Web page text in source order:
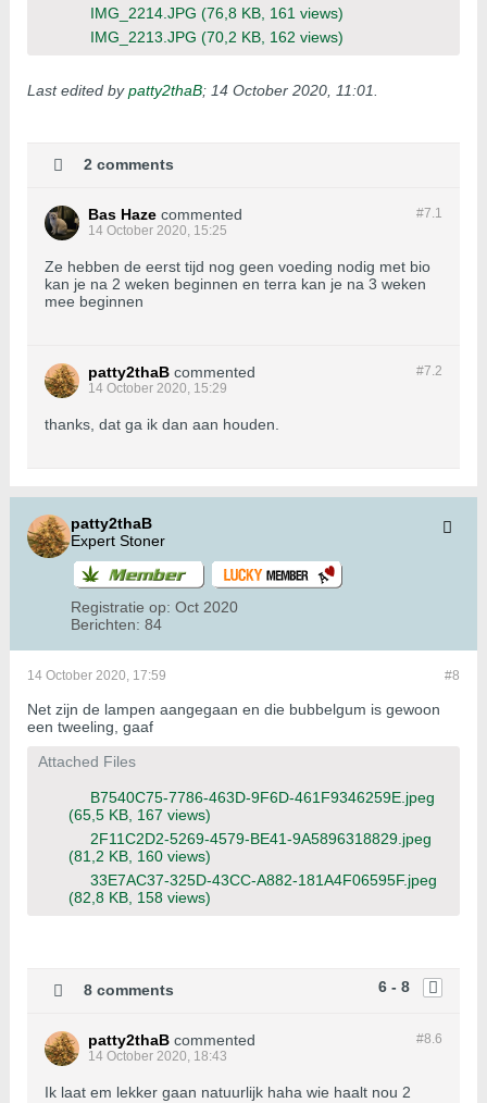
IMG_2214.JPG (76,8 KB, 161 views)
IMG_2213.JPG (70,2 KB, 162 views)
Last edited bypatty2thaB; 14 October 2020, 11:01
2 comments
#7.1
Bas Haze commented
14 October 2020, 15:25
Ze hebben de eerst tijd nog geen voeding nodig met bio
kan je na 2 weken beginnen en terra kan je na 3 weken
mee beginnen
#7.2
patty2thaB commented
14 October 2020, 15:29
thanks, dat ga ik dan aan houden.
patty2thaB
Expert Stoner
Registratie op: Oct 2020
Berichten: 84
#8
14 October 2020, 17:59
Net zijn de lampen aangegaan en die bubbelgum is gewoon
een tweeling, gaaf
Attached Files
B7540C75-7786-463D-9F6D-461F9346259E.jpeg
(65,5 KB, 167 views)
2F11C2D2-5269-4579-BE41-9A5896318829.jpeg
(81,2 KB, 160 views)
33E7AC37-325D-43CC-A882-181A4F06595F.jpeg
(82,8 KB, 158 views)
6 - 8
8 comments
#8.6
patty2thaB commented
14 October 2020, 18:43
Ik laat em lekker gaan natuurlijk haha wie haalt nou 2